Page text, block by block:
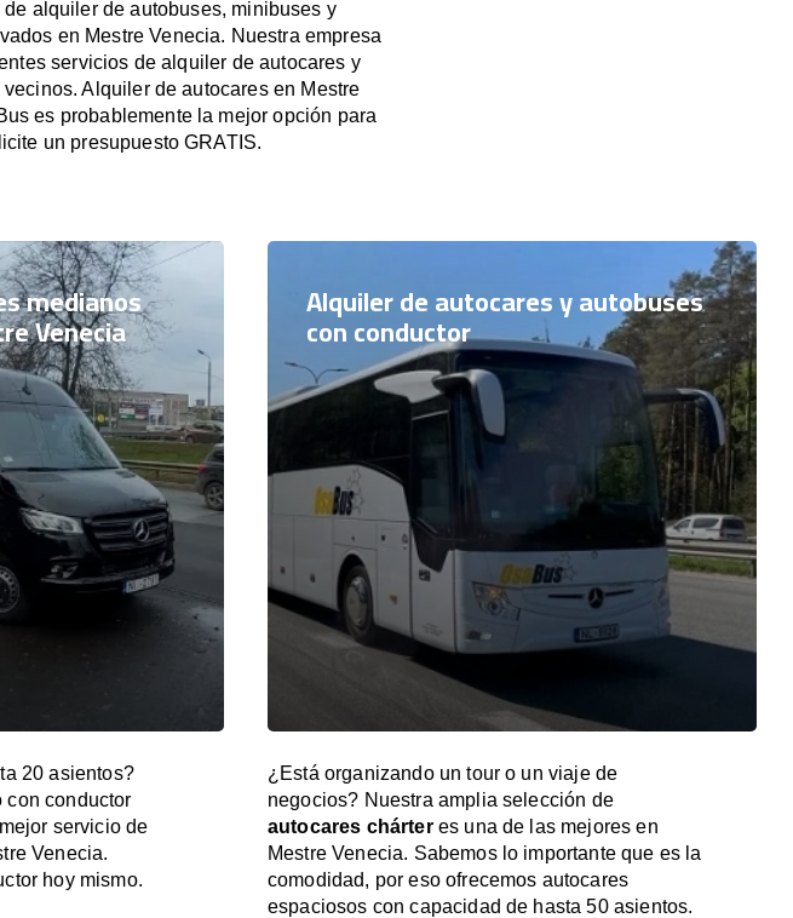
alquiler de autobuses, minibuses y
en Mestre Venecia. Nuestra empresa
servicios de alquiler de autocares y
Alquiler de autocares en Mestre
es probablemente la mejor opción para
un presupuesto GRATIS.
medianos
Venecia
20 asientos?
con conductor
servicio de
Venecia.
hoy mismo.
Alquiler de autocares y autobuses
con conductor
¿Está organizando un tour o un viaje de
negocios? Nuestra amplia selección de
autocares chárteres una de las mejores en
Mestre Venecia. Sabemos lo importante que es la
comodidad, por eso ofrecemos autocares
espaciosos con capacidad de hasta 50 asientos.